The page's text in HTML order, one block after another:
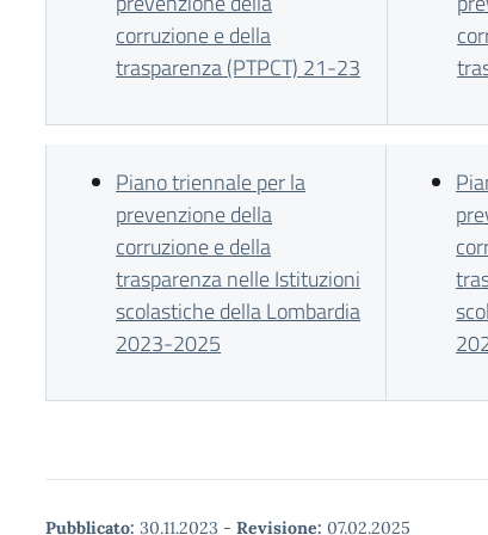
corruzione e della
trasparenza (PTPCT) 21-23
Piano triennale per la
prevenzione della
corruzione e della
trasparenza nelle Istituzioni
scolastiche della Lombardia
2023-2025
Pubblicato: 30.11.2023 - Revisione: 07.02.2025